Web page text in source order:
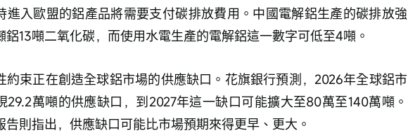
進入歐盟的鋁產品將需要支付碳排放費用。中國電解鋁生產的碳排放強
鋁13噸二氧化碳，而使用水電生產的電解鋁這一數字可低至4噸。
約束正在創造全球鋁市場的供應缺口。花旗銀行預測，2026年全球鋁市
29.2萬噸的供應缺口，到2027年這一缺口可能擴大至80萬至140萬噸。
告則指出，供應缺口可能比市場預期來得更早、更大。